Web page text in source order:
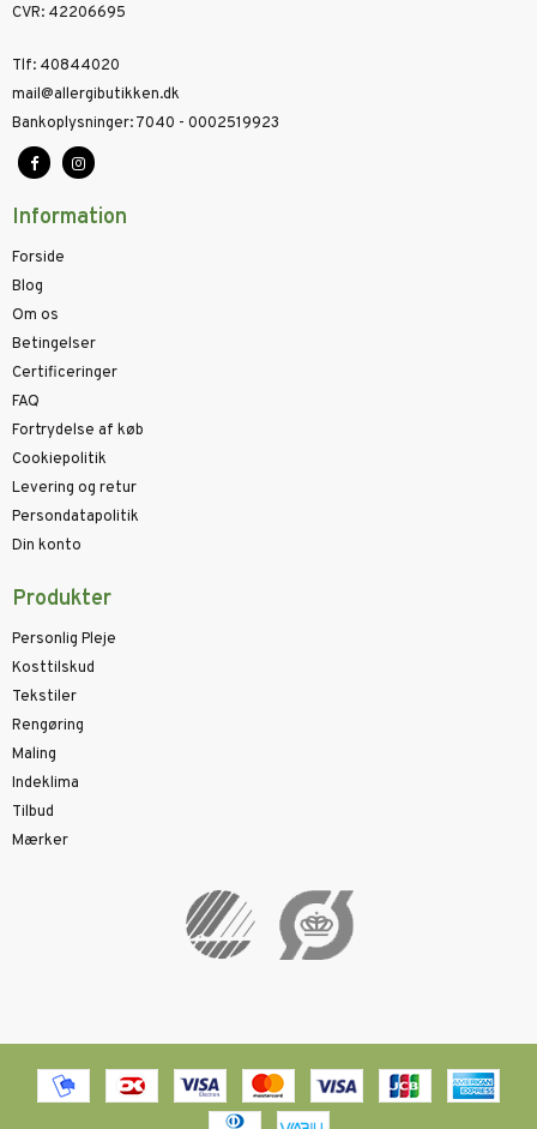
CVR: 42206695
Tlf: 40844020
mail@allergibutikken.dk
Bankoplysninger:7040 - 0002519923
Information
Forside
Blog
Om os
Betingelser
Certificeringer
FAQ
Fortrydelse af køb
Cookiepolitik
Levering og retur
Persondatapolitik
Din konto
Produkter
Personlig Pleje
Kosttilskud
Tekstiler
Rengøring
Maling
Indeklima
Tilbud
Mærker